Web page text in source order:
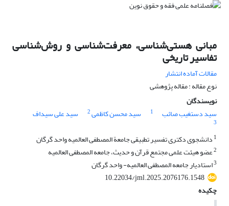
مبانی هستی‌شناسی، معرفت‌شناسی و روش‌شناسی
تفاسیر تاریخی
مقالات آماده انتشار
نوع مقاله : مقاله پژوهشی
نویسندگان
سید دستغیب صائب
1 سید محسن کاظمی2 سید علی سیداف
3
1 دانشجوی دکتری تفسیر تطبیقی جامعة المصطفی العالمیه واحد گرگان
2عضو هیئت علمی مجتمع قرآن و حدیث، جامعه المصطفی العالمیه
3استادیار جامعه المصطفی العالمیه- واحد گرگان
10.22034/jml.2025.2076176.1548
چکیده